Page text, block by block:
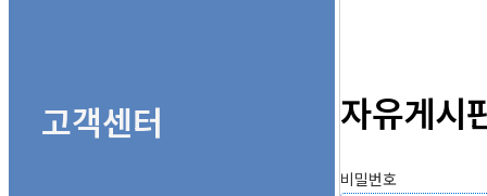
고객센터 자유게시
비밀번호